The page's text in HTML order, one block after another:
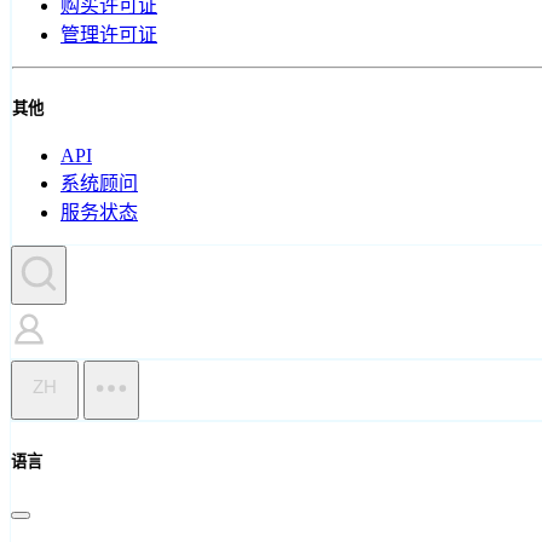
购买许可证
管理许可证
其他
API
系统顾问
服务状态
ZH
语言